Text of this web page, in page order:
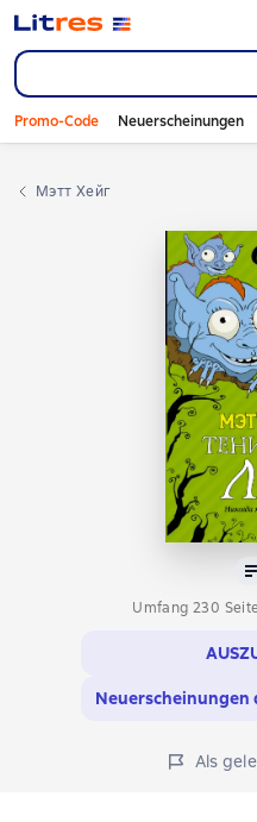
Promo-Code Neuerscheinungen
Мэтт Хейг
Umfang 230
Neuerscheinungen
Als